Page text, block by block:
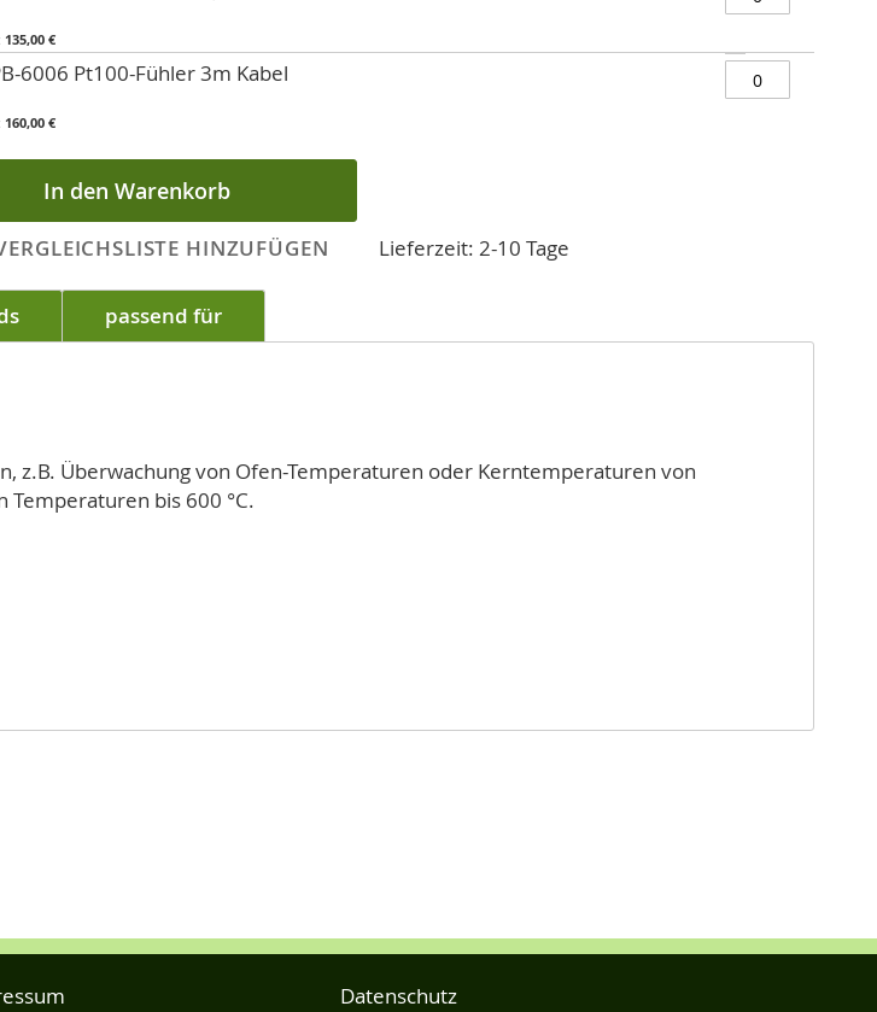
135,00 €
6006 Pt100-Fühler 3m Kabel
160,00 €
In den Warenkorb
HINZUFÜGEN Lieferzeit: 2-10 Tage
passend für
Überwachung von Ofen-Temperaturen oder Kerntemperaturen von
bis 600 °C.
Datenschutz